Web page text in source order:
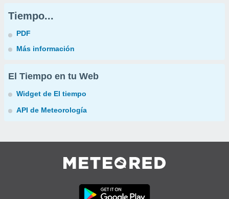
Tiempo...
PDF
Más información
El Tiempo en tu Web
Widget de El tiempo
API de Meteorología